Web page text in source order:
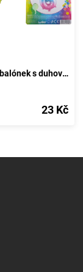
Nafukovací balónek s duhovým vzorem - velikost 6
23 Kč